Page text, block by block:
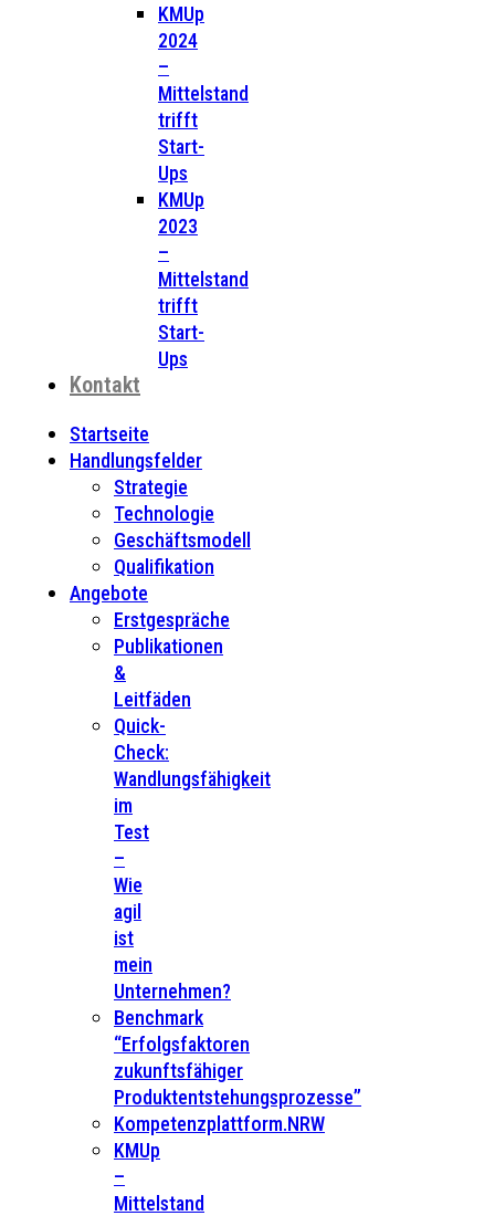
KMUp
2024
–
Mittelstand
trifft
Start-
Ups
KMUp
2023
–
Mittelstand
trifft
Start-
Ups
Kontakt
Startseite
Handlungsfelder
Strategie
Technologie
Geschäftsmodell
Qualifikation
Angebote
Erstgespräche
Publikationen
&
Leitfäden
Quick-
Check:
Wandlungsfähigkeit
im
Test
–
Wie
agil
ist
mein
Unternehmen?
Benchmark
“Erfolgsfaktoren
zukunftsfähiger
Produktentstehungsprozesse”
Kompetenzplattform.NRW
KMUp
–
Mittelstand